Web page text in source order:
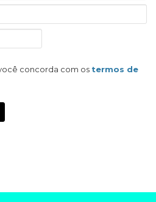
concorda com os termos de